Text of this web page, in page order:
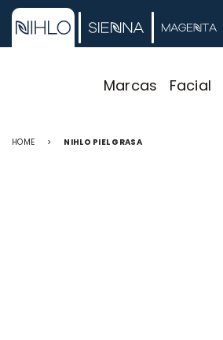
Marcas Facial
HOME > NIHLO PIEL GRASA